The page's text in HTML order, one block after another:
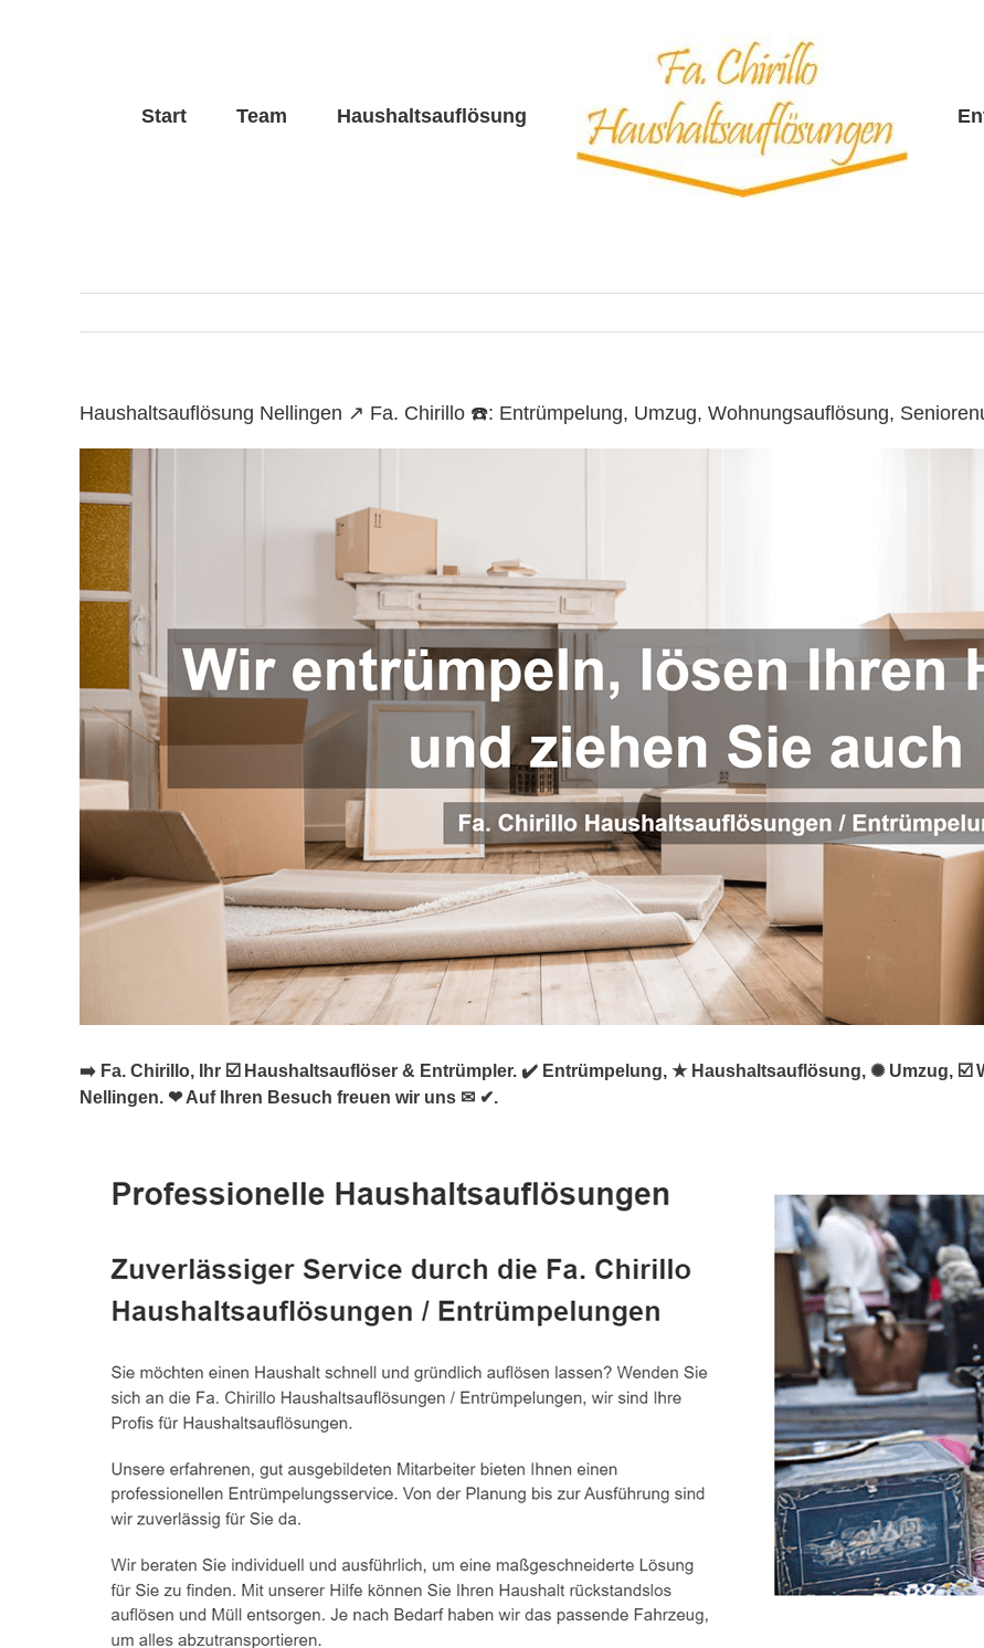
Start Team Haushaltsauflösung
Haushaltsauflösung Nellingen ↗️ Fa. Chirillo ☎️: Entrümpelung, Umzug, Wohnungsauflösung,
➡️ Fa. Chirillo, Ihr ☑️ Haushaltsauflöser & Entrümpler. ✔️ Entrümpelung, ★ Haushaltsauflösung, ✺ Umzug, ☑️
Nellingen. ❤ Auf Ihren Besuch freuen wir uns ✉ ✔.